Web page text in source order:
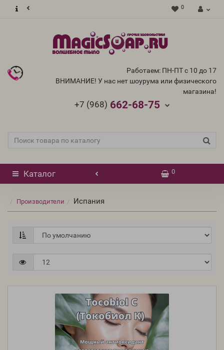
0
Работаем: ПН-ПТ с 10 до 17
ВНИМАНИЕ! У нас нет шоурума или физического
магазина!
+7 (968) 662-68-75
Каталог 0
Производители Испания